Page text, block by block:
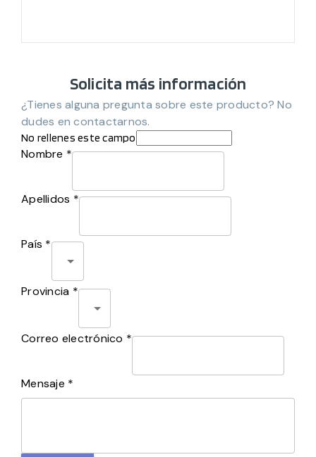
Solicita más información
¿Tienes alguna pregunta sobre este producto? No
dudes en contactarnos.
No rellenes este campo
Nombre *
Apellidos *
País *
Provincia *
Correo electrónico *
Mensaje *